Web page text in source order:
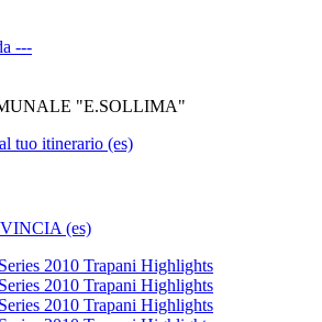
---
"E.SOLLIMA"
tuo itinerario (es)
(es)
2010 Trapani Highlights
2010 Trapani Highlights
2010 Trapani Highlights